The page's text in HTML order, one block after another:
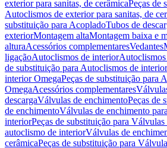
exterior para sanitas, de cerâmicaPeças de
Autoclismos de exterior para sanitas, de
substituição para AcopladoTubos de
exteriorMontagem altaMontagem baixa e
alturaAcessórios complementaresVedantes
ligaçãoAutoclismos de interior
de substituição para Autoclismos de
interior OmegaPeças de substituição para
OmegaAcessórios complementares
descargaVálvulas de enchimentoPeças de
de enchimentoVálvulas de enchimento
interiorPeças de substituição para
autoclismo de interiorVálvulas de
cerâmicaPeças de substituição para